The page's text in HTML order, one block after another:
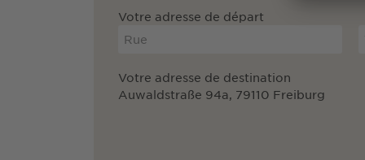
Votre adresse de départ
Votre adresse de destination
Auwaldstraße 94a, 79110 Freiburg